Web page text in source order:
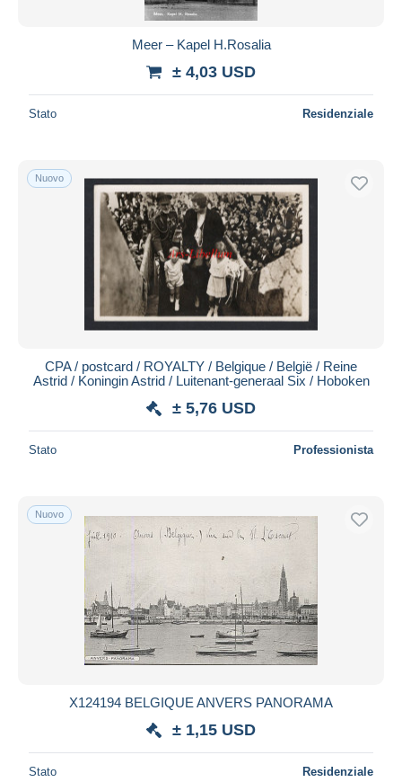
Meer – Kapel H.Rosalia
± 4,03 USD
Stato Residenziale
Nuovo
CPA / postcard / ROYALTY / Belgique / België / Reine
Astrid / Koningin Astrid / Luitenant-generaal Six / Hoboken
± 5,76 USD
Stato Professionista
Nuovo
X124194 BELGIQUE ANVERS PANORAMA
± 1,15 USD
Stato Residenziale